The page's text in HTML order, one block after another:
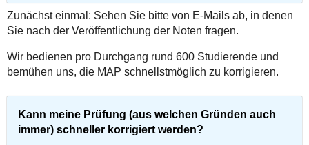
Zunächst einmal: Sehen Sie bitte von E-Mails ab, in denen
Sie nach der Veröffentlichung der Noten fragen.
Wir bedienen pro Durchgang rund 600 Studierende und
bemühen uns, die MAP schnellstmöglich zu korrigieren.
Kann meine Prüfung (aus welchen Gründen auch
immer) schneller korrigiert werden?